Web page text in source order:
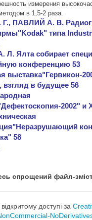
измерения
в 1,5-2 раза.
ПАВЛИЙ А. В.
типа
Л. Ялта собирает
конференцию 53
выставка"Гервикон-
взгляд в будущее 56
2002" и
58
спрощений файл-
доступі за